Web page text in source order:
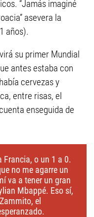
“Jamás imaginé
asevera la
años).
su primer Mundial
antes estaba con
cervezas y
entre risas, el
enseguida de
Francia, o un 1 a 0.
no me agarre un
va a tener un gran
Mbappé. Eso sí,
el